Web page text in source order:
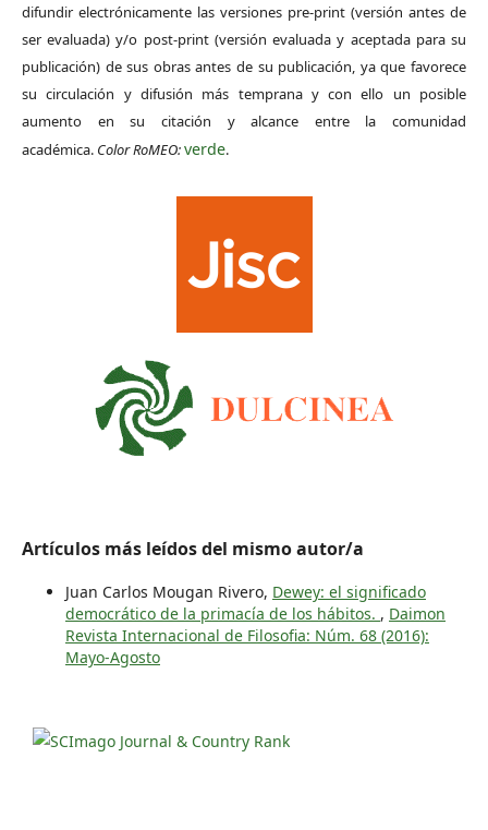
difundir electrónicamente las versiones pre-print (versión antes de
ser evaluada) y/o post-print (versión evaluada y aceptada para su
publicación) de sus obras antes de su publicación, ya que favorece
su circulación y difusión más temprana y con ello un posible
aumento en su citación y alcance entre la comunidad
académica. Color RoMEO:verde.
Artículos más leídos del mismo autor/a
Juan Carlos Mougan Rivero, Dewey: el significado
democrático de la primacía de los hábitos. , Daimon
Revista Internacional de Filosofia: Núm. 68 (2016):
Mayo-Agosto